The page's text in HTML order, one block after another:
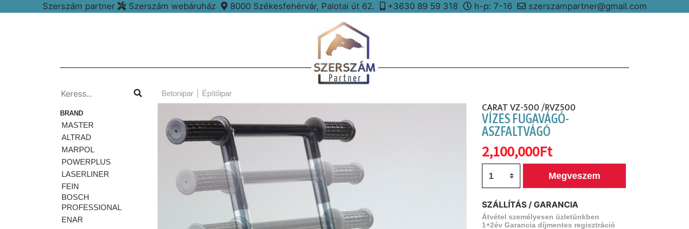
Szerszám partner Szerszám webáruház 8000 Székesfehérvár, Palotai út 62. +3630 89 59 318 h-p: 7-16 szerszampartner@gmail.com
BRAND
MASTER
ALTRAD
MARPOL
POWERPLUS
LASERLINER
FEIN
BOSCH
PROFESSIONAL
ENAR
Betonipar Építőipar
CARAT VZ-500 /RVZ500
VÍZES FUGAVÁGÓ-
ASZFALTVÁGÓ
2,100,000Ft
Megveszem
SZÁLLÍTÁS / GARANCIA
Átvétel személyesen üzletünkben
1+2év Garancia díjmentes regisztráció